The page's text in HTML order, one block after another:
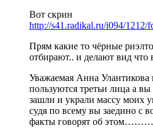
Вот скрин
http://s41.radikal.ru/i094/1212/
Прям какие то чёрные
отбирают.. и делают вид что
Уважаемая Анна Улантикова
пользуются третьи лица а вы
зашли и украли массу моих
судя по всему вы заедино с
факты говорят об